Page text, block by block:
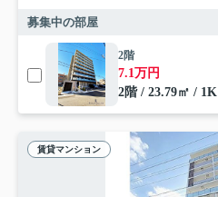
募集中の部屋
2階
7.1万円
2階 / 23.79㎡ / 1K
賃貸マンション